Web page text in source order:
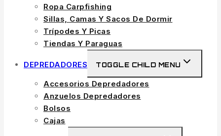
Ropa Carpfishing
Sillas, Camas Y Sacos De Dormir
Trípodes Y Picas
Tiendas Y Paraguas
DEPREDADORES TOGGLE CHILD MENU
Accesorios Depredadores
Anzuelos Depredadores
Bolsos
Cajas